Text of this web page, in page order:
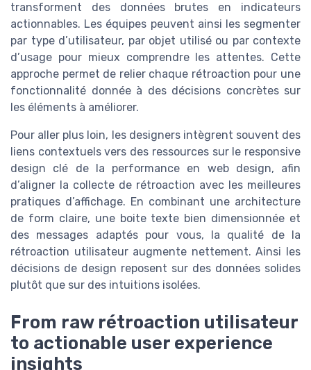
transforment des données brutes en indicateurs
actionnables. Les équipes peuvent ainsi les segmenter
par type d’utilisateur, par objet utilisé ou par contexte
d’usage pour mieux comprendre les attentes. Cette
approche permet de relier chaque rétroaction pour une
fonctionnalité donnée à des décisions concrètes sur
les éléments à améliorer.
Pour aller plus loin, les designers intègrent souvent des
liens contextuels vers des ressources sur le responsive
design clé de la performance en web design, afin
d’aligner la collecte de rétroaction avec les meilleures
pratiques d’affichage. En combinant une architecture
de form claire, une boite texte bien dimensionnée et
des messages adaptés pour vous, la qualité de la
rétroaction utilisateur augmente nettement. Ainsi les
décisions de design reposent sur des données solides
plutôt que sur des intuitions isolées.
From raw rétroaction utilisateur
to actionable user experience
insights